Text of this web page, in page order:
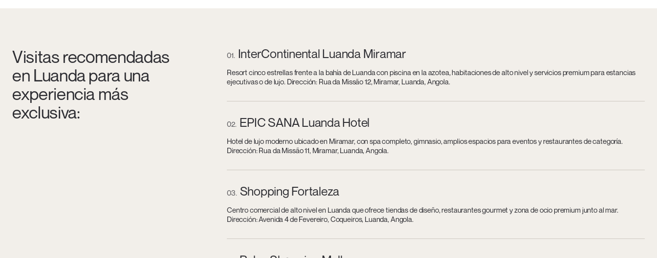
Visitas recomendadas
en Luanda para una
experiencia más
exclusiva:
01 InterContinental Luanda Miramar
Resort cinco estrellas frente a la bahía de Luanda con piscina en la azotea, habitaciones de alto nivel y servicios premium para estancias
ejecutivas o de lujo. Dirección: Rua da Missão 12, Miramar, Luanda, Angola.
02 EPIC SANA Luanda Hotel
Hotel de lujo moderno ubicado en Miramar, con spa completo, gimnasio, amplios espacios para eventos y restaurantes de categoría.
Dirección: Rua da Missão 11, Miramar, Luanda, Angola.
03 Shopping Fortaleza
Centro comercial de alto nivel en Luanda que ofrece tiendas de diseño, restaurantes gourmet y zona de ocio premium junto al mar.
Dirección: Avenida 4 de Fevereiro, Coqueiros, Luanda, Angola.